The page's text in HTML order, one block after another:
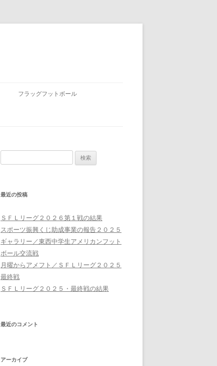
フラッグフットボール
最近の投稿
ＳＦＬリーグ２０２６第１戦の結果
スポーツ振興くじ助成事業の報告２０２５
ギャラリー／東西中学生アメリカンフット
ボール交流戦
月曜からアメフト／ＳＦＬリーグ２０２５
最終戦
ＳＦＬリーグ２０２５・最終戦の結果
最近のコメント
アーカイブ